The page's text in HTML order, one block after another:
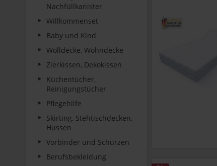
Nachfüllkanister
Willkommenset
Baby und Kind
Wolldecke, Wohndecke
Zierkissen, Dekokissen
Küchentücher,
Reinigungstücher
Pflegehilfe
Skirting, Stehtischdecken,
Hussen
Vorbinder und Schürzen
Berufsbekleidung